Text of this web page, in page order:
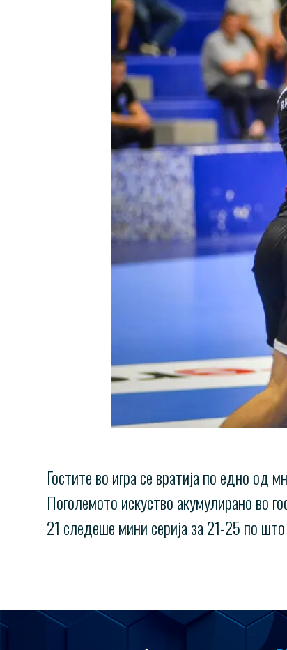
Гостите во игра се вратија по едно
Поголемото искуство акумулирано во
21 следеше мини серија за 21-25 по